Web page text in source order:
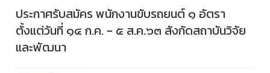
ประกาศรับสมัคร พนักงานขับรถยนต์ ๑ อัตรา
ตั้งแต่วันที่ ๑๔ ก.ค. - ๕ ส.ค.๖๓ สังกัดสถาบันวิจัย
และพัฒนา